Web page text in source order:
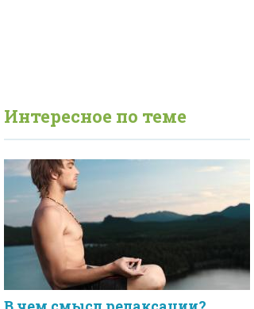
Интересное по теме